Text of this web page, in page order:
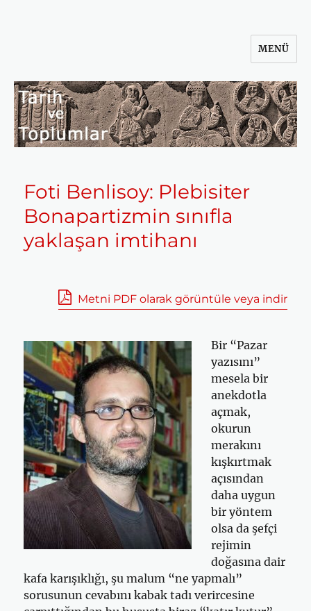
MENÜ
Foti Benlisoy: Plebisiter
Bonapartizmin sınıfla
yaklaşan imtihanı
Metni PDF olarak görüntüle veya indir
Bir “Pazar
yazısını”
mesela bir
anekdotla
açmak,
okurun
merakını
kışkırtmak
açısından
daha uygun
bir yöntem
olsa da şefçi
rejimin
doğasına dair
kafa karışıklığı, şu malum “ne yapmalı”
sorusunun cevabını kabak tadı verircesine